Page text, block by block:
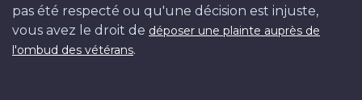
pas été respecté ou qu'une décision est injuste,
vous avez le droit de déposer une plainte auprès de
l'ombud des vétérans.